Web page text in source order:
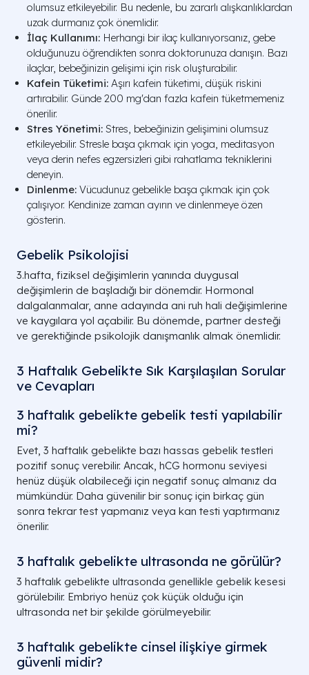
olumsuz etkileyebilir. Bu nedenle, bu zararlı alışkanlıklardan
uzak durmanız çok önemlidir.
İlaç Kullanımı: Herhangi bir ilaç kullanıyorsanız, gebe
olduğunuzu öğrendikten sonra doktorunuza danışın. Bazı
ilaçlar, bebeğinizin gelişimi için risk oluşturabilir.
Kafein Tüketimi: Aşırı kafein tüketimi, düşük riskini
artırabilir. Günde 200 mg'dan fazla kafein tüketmemeniz
önerilir.
Stres Yönetimi: Stres, bebeğinizin gelişimini olumsuz
etkileyebilir. Stresle başa çıkmak için yoga, meditasyon
veya derin nefes egzersizleri gibi rahatlama tekniklerini
deneyin.
Dinlenme: Vücudunuz gebelikle başa çıkmak için çok
çalışıyor. Kendinize zaman ayırın ve dinlenmeye özen
gösterin.
Gebelik Psikolojisi
3.hafta, fiziksel değişimlerin yanında duygusal
değişimlerin de başladığı bir dönemdir. Hormonal
dalgalanmalar, anne adayında ani ruh hali değişimlerine
ve kaygılara yol açabilir. Bu dönemde, partner desteği
ve gerektiğinde psikolojik danışmanlık almak önemlidir.
3 Haftalık Gebelikte Sık Karşılaşılan Sorular
ve Cevapları
3 haftalık gebelikte gebelik testi yapılabilir
mi?
Evet, 3 haftalık gebelikte bazı hassas gebelik testleri
pozitif sonuç verebilir. Ancak, hCG hormonu seviyesi
henüz düşük olabileceği için negatif sonuç almanız da
mümkündür. Daha güvenilir bir sonuç için birkaç gün
sonra tekrar test yapmanız veya kan testi yaptırmanız
önerilir.
3 haftalık gebelikte ultrasonda ne görülür?
3 haftalık gebelikte ultrasonda genellikle gebelik kesesi
görülebilir. Embriyo henüz çok küçük olduğu için
ultrasonda net bir şekilde görülmeyebilir.
3 haftalık gebelikte cinsel ilişkiye girmek
güvenli midir?